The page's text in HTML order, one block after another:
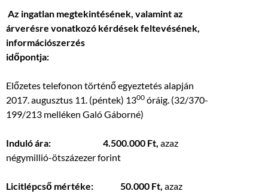
Az ingatlan megtekintésének, valamint az
árverésre vonatkozó kérdések feltevésének,
információszerzés
időpontja:
Előzetes telefonon történő egyeztetés alapján
2017. augusztus 11. (péntek) 1300 óráig. (32/370-
199/213 melléken Galó Gáborné)
Induló ára: 4.500.000 Ft, azaz
négymillió-ötszázezer forint
Licitlépcső mértéke: 50.000 Ft, azaz